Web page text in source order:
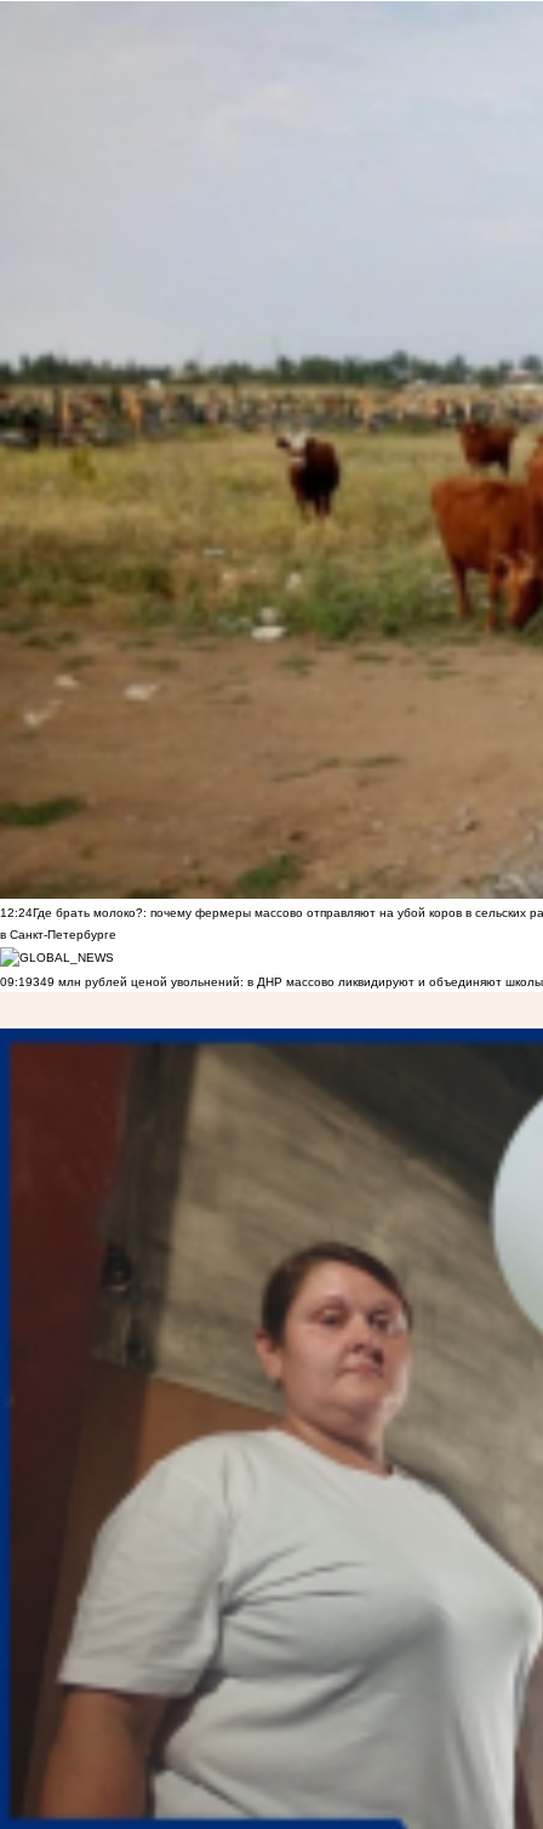
12:24Где брать молоко?: почему фермеры массово отправляют на убой коров в сельских
в Санкт-Петербурге
09:19349 млн рублей ценой увольнений: в ДНР массово ликвидируют и объединяют